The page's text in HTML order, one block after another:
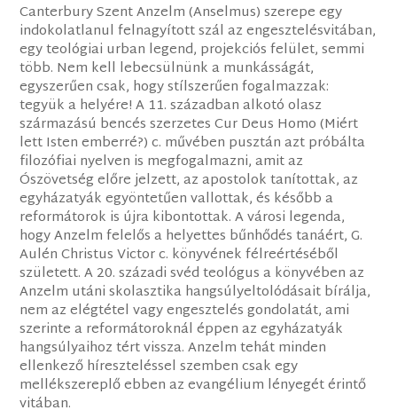
Canterbury Szent Anzelm (Anselmus) szerepe egy
indokolatlanul felnagyított szál az engesztelésvitában,
egy teológiai urban legend, projekciós felület, semmi
több. Nem kell lebecsülnünk a munkásságát,
egyszerűen csak, hogy stílszerűen fogalmazzak:
tegyük a helyére! A 11. században alkotó olasz
származású bencés szerzetes Cur Deus Homo (Miért
lett Isten emberré?) c. művében pusztán azt próbálta
filozófiai nyelven is megfogalmazni, amit az
Ószövetség előre jelzett, az apostolok tanítottak, az
egyházatyák egyöntetűen vallottak, és később a
reformátorok is újra kibontottak. A városi legenda,
hogy Anzelm felelős a helyettes bűnhődés tanáért, G.
Aulén Christus Victor c. könyvének félreértéséből
született. A 20. századi svéd teológus a könyvében az
Anzelm utáni skolasztika hangsúlyeltolódásait bírálja,
nem az elégtétel vagy engesztelés gondolatát, ami
szerinte a reformátoroknál éppen az egyházatyák
hangsúlyaihoz tért vissza. Anzelm tehát minden
ellenkező híreszteléssel szemben csak egy
mellékszereplő ebben az evangélium lényegét érintő
vitában.